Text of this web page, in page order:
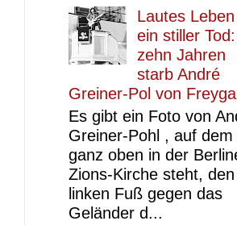
Lautes
ein stiller
zehn Jahren
starb André
Greiner-Pol von
Es gibt ein Foto von
Greiner-Pohl , auf dem
ganz oben in der
Zions-Kirche steht, den
linken Fuß gegen das
Geländer d...